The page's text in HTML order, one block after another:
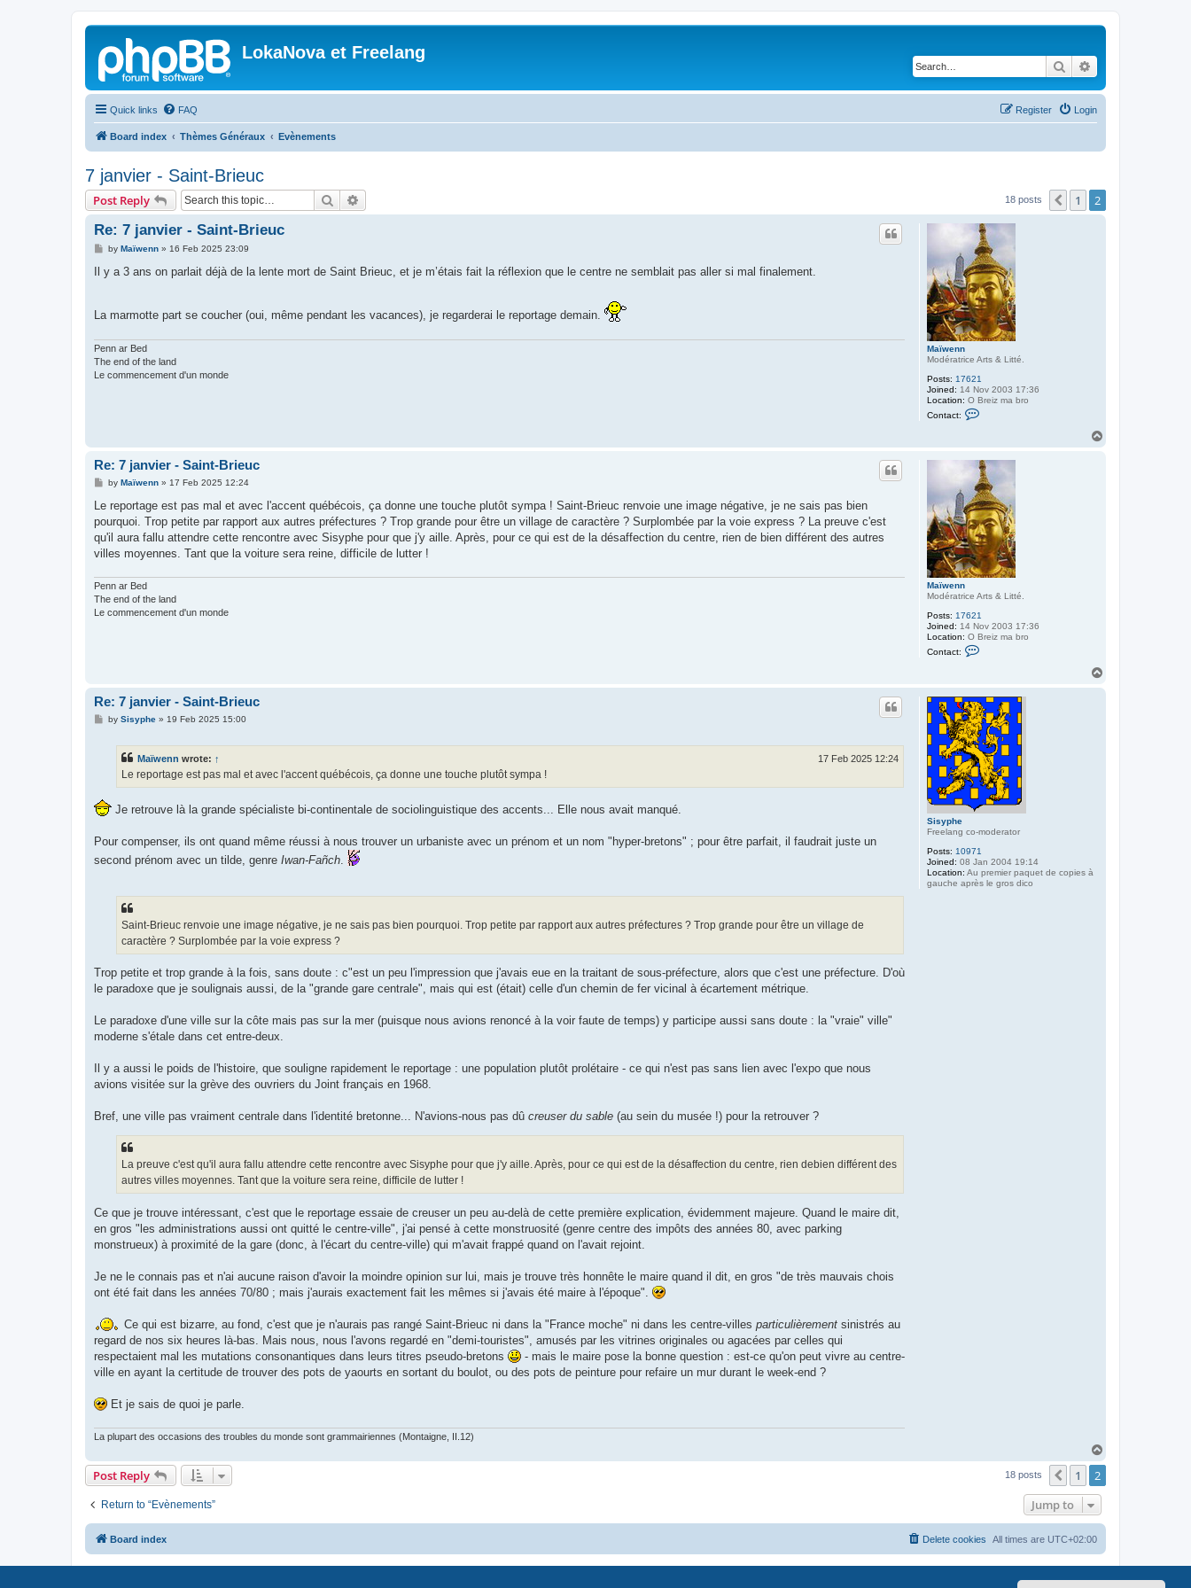
LokaNova et Freelang
Search
Quick links FAQ Login
Register
Board index Thèmes Généraux Evènements
7 janvier - Saint-Brieuc
Post Reply Search 18 posts Previous
1 2
Maïwenn
Modératrice Arts & Litté.
Posts: 17621
Joined: 14 Nov 2003 17:36
Location: O Breiz ma bro
Contact:
c
t
M
a
ï
w
e
n
n
Re: 7 janvier - Saint-Brieuc
P
s
t
by Maïwenn» 16 Feb 2025 23:09
Il y a 3 ans on parlait déjà de la lente mort de Saint Brieuc, et je m’étais fait la réflexion que le centre ne semblait pas aller si mal finalement.
La marmotte part se coucher (oui, même pendant les vacances), je regarderai le reportage demain.
Penn ar Bed
The end of the land
Le commencement d'un monde
Maïwenn
Modératrice Arts & Litté.
Posts: 17621
Joined: 14 Nov 2003 17:36
Location: O Breiz ma bro
Contact:
a
c
t
M
a
ï
w
e
n
n
Re: 7 janvier - Saint-Brieuc
P
s
by Maïwenn» 17 Feb 2025 12:24
Le reportage est pas mal et avec l'accent québécois, ça donne une touche plutôt sympa ! Saint-Brieuc renvoie une image négative, je ne sais pas bien
pourquoi. Trop petite par rapport aux autres préfectures ? Trop grande pour être un village de caractère ? Surplombée par la voie express ? La preuve c'est
qu'il aura fallu attendre cette rencontre avec Sisyphe pour que j'y aille. Après, pour ce qui est de la désaffection du centre, rien de bien différent des autres
villes moyennes. Tant que la voiture sera reine, difficile de lutter !
Penn ar Bed
The end of the land
Le commencement d'un monde
Sisyphe
Freelang co-moderator
Posts: 10971
Joined: 08 Jan 2004 19:14
Location: Au premier paquet de copies à
gauche après le gros dico
Re: 7 janvier - Saint-Brieuc
Pby Sisyphe» 19 Feb 2025 15:00
Maïwenn wrote: ↑ 17 Feb 2025 12:24
Le reportage est pas mal et avec l'accent québécois, ça donne une touche plutôt sympa !
Je retrouve là la grande spécialiste bi-continentale de sociolinguistique des accents... Elle nous avait manqué.
Pour compenser, ils ont quand même réussi à nous trouver un urbaniste avec un prénom et un nom "hyper-bretons" ; pour être parfait, il faudrait juste un
second prénom avec un tilde, genre Iwan-Fañch.
Saint-Brieuc renvoie une image négative, je ne sais pas bien pourquoi. Trop petite par rapport aux autres préfectures ? Trop grande pour être un village de
caractère ? Surplombée par la voie express ?
Trop petite et trop grande à la fois, sans doute : c"est un peu l'impression que j'avais eue en la traitant de sous-préfecture, alors que c'est une préfecture. D'où
le paradoxe que je soulignais aussi, de la "grande gare centrale", mais qui est (était) celle d'un chemin de fer vicinal à écartement métrique.
Le paradoxe d'une ville sur la côte mais pas sur la mer (puisque nous avions renoncé à la voir faute de temps) y participe aussi sans doute : la "vraie" ville"
moderne s'étale dans cet entre-deux.
Il y a aussi le poids de l'histoire, que souligne rapidement le reportage : une population plutôt prolétaire - ce qui n'est pas sans lien avec l'expo que nous
avions visitée sur la grève des ouvriers du Joint français en 1968.
Bref, une ville pas vraiment centrale dans l'identité bretonne... N'avions-nous pas dû creuser du sable (au sein du musée !) pour la retrouver ?
La preuve c'est qu'il aura fallu attendre cette rencontre avec Sisyphe pour que j'y aille. Après, pour ce qui est de la désaffection du centre, rien debien différent des
autres villes moyennes. Tant que la voiture sera reine, difficile de lutter !
Ce que je trouve intéressant, c'est que le reportage essaie de creuser un peu au-delà de cette première explication, évidemment majeure. Quand le maire dit,
en gros "les administrations aussi ont quitté le centre-ville", j'ai pensé à cette monstruosité (genre centre des impôts des années 80, avec parking
monstrueux) à proximité de la gare (donc, à l'écart du centre-ville) qui m'avait frappé quand on l'avait rejoint.
Je ne le connais pas et n'ai aucune raison d'avoir la moindre opinion sur lui, mais je trouve très honnête le maire quand il dit, en gros "de très mauvais chois
ont été fait dans les années 70/80 ; mais j'aurais exactement fait les mêmes si j'avais été maire à l'époque".
Ce qui est bizarre, au fond, c'est que je n'aurais pas rangé Saint-Brieuc ni dans la "France moche" ni dans les centre-villes particulièrement sinistrés au
regard de nos six heures là-bas. Mais nous, nous l'avons regardé en "demi-touristes", amusés par les vitrines originales ou agacées par celles qui
respectaient mal les mutations consonantiques dans leurs titres pseudo-bretons
- mais le maire pose la bonne question : est-ce qu'on peut vivre au centre-
ville en ayant la certitude de trouver des pots de yaourts en sortant du boulot, ou des pots de peinture pour refaire un mur durant le week-end ?
Et je sais de quoi je parle.
La plupart des occasions des troubles du monde sont grammairiennes (Montaigne, II.12)
Post Reply 18 posts Previous
1 2
Return to “Evènements” Jump to
Board index All times are UTC+02:00
Delete cookies